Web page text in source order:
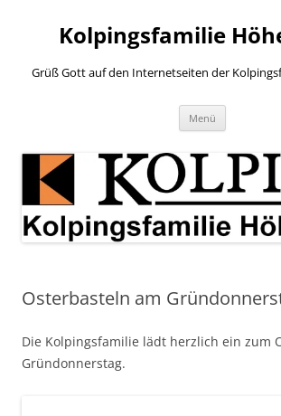
springenKolpingsfamilie
Grüß Gott auf den Internetseiten der
Menü
Osterbasteln am
Die Kolpingsfamilie lädt herzlich ein zum
Gründonnerstag.